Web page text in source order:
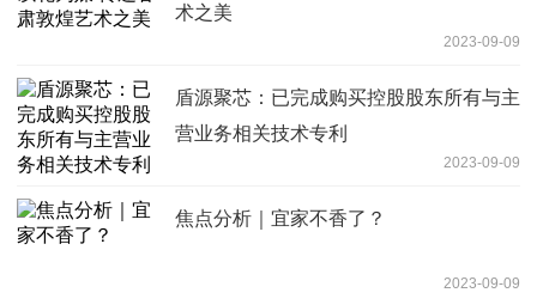
术之美
2023-09-09
盾源聚芯：已完成购买控股股东所有与主
营业务相关技术专利
2023-09-09
焦点分析｜宜家不香了？
2023-09-09